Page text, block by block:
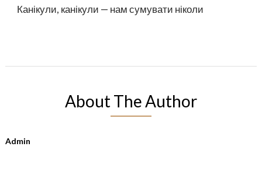
Канікули, канікули — нам сумувати ніколи
About The Author
Admin